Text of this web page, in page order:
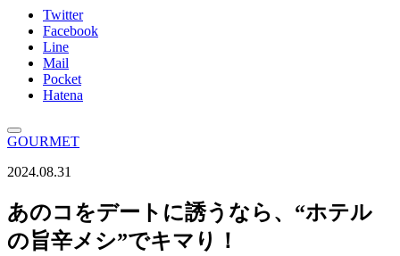
Twitter
Facebook
Line
Mail
Pocket
Hatena
GOURMET
2024.08.31
あのコをデートに誘うなら、“ホテル
の旨辛メシ”でキマり！